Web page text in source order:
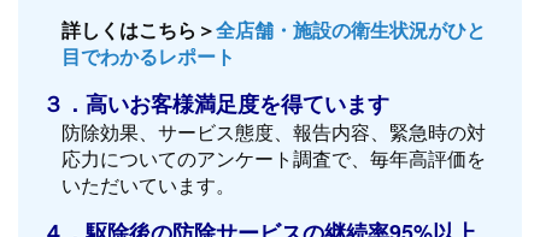
詳しくはこちら＞全店舗・施設の衛生状況がひと
目でわかるレポート
３．高いお客様満足度を得ています
防除効果、サービス態度、報告内容、緊急時の対
応力についてのアンケート調査で、毎年高評価を
いただいています。